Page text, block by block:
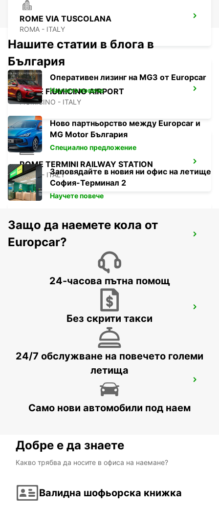
ROME VIA TUSCOLANA
ROMA - ITALY
ROME FIUMICINO AIRPORT
FIUMICINO - ITALY
ROME TERMINI RAILWAY STATION
ROMA - ITALY
ROME VIA VENETO
ROMA - ITALY
ROME VIA CIPRO (VATICAN)
ROME TIBURTINA RAILWAY STATION
Нашите статии в блога в
България
Оперативен лизинг на MG3 от Europcar
Научете повече
Ново партньорство между Europcar и
MG Motor България
Специално предложение
Заповядайте в новия ни офис на летище
София-Терминал 2
Научете повече
Защо да наемете кола от
Europcar?
24-часова пътна помощ
Без скрити такси
24/7 обслужване на повечето големи
летища
Само нови автомобили под наем
Добре е да знаете
Какво трябва да носите в офиса на наемане?
Валидна шофьорска книжка